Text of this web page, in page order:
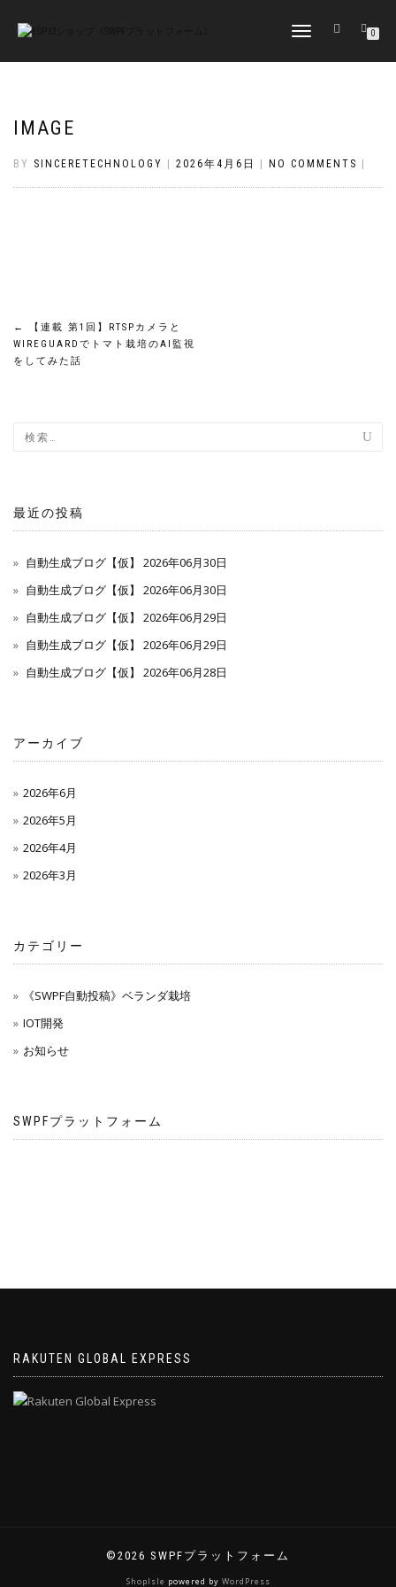
TOGGLE
0
IMAGE
BY SINCERETECHNOLOGY 2026年4月6日 NO COMMENTS
投
稿
ビ
ー
シ
ョ
ン
←
【連載 第1回】RTSPカメラと
WIREGUARDでトマト栽培のAI監視
をしてみた話
最近の投稿
自動生成ブログ【仮】 2026年06月30日
自動生成ブログ【仮】 2026年06月30日
自動生成ブログ【仮】 2026年06月29日
自動生成ブログ【仮】 2026年06月29日
自動生成ブログ【仮】 2026年06月28日
アーカイブ
2026年6月
2026年5月
2026年4月
2026年3月
カテゴリー
《SWPF自動投稿》ベランダ栽培
IOT開発
お知らせ
SWPFプラットフォーム
RAKUTEN GLOBAL EXPRESS
©2026 SWPFプラットフォーム
ShopIsle powered by WordPress